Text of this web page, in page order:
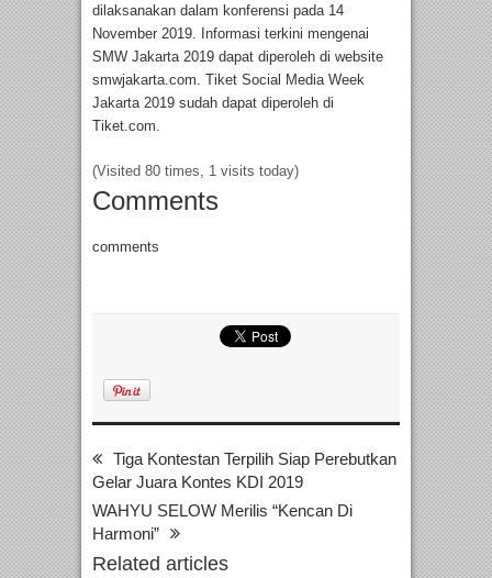
dilaksanakan dalam konferensi pada 14
November 2019. Informasi terkini mengenai
SMW Jakarta 2019 dapat diperoleh di website
smwjakarta.com. Tiket Social Media Week
Jakarta 2019 sudah dapat diperoleh di
Tiket.com.
(Visited 80 times, 1 visits today)
Comments
comments
Tiga Kontestan Terpilih Siap Perebutkan
Gelar Juara Kontes KDI 2019
WAHYU SELOW Merilis “Kencan Di
Harmoni”
Related articles